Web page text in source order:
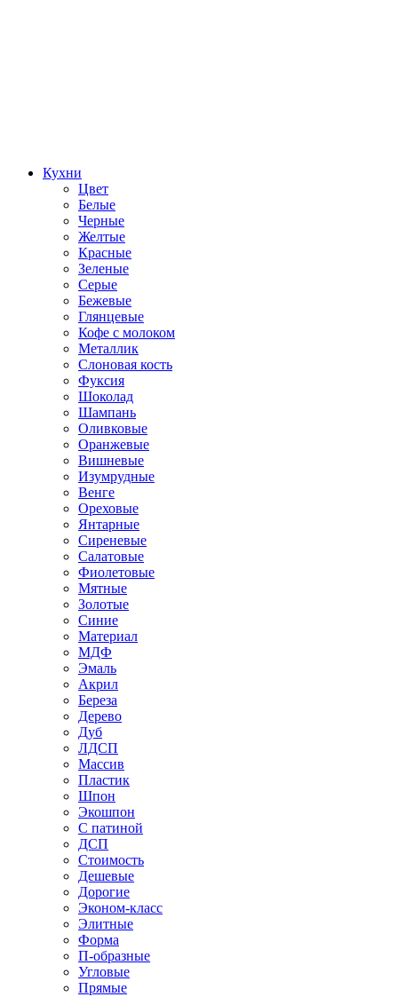
Кухни
Цвет
Белые
Черные
Желтые
Красные
Зеленые
Серые
Бежевые
Глянцевые
Кофе с молоком
Металлик
Слоновая кость
Фуксия
Шоколад
Шампань
Оливковые
Оранжевые
Вишневые
Изумрудные
Венге
Ореховые
Янтарные
Сиреневые
Салатовые
Фиолетовые
Мятные
Золотые
Синие
Материал
МДФ
Эмаль
Акрил
Береза
Дерево
Дуб
ЛДСП
Массив
Пластик
Шпон
Экошпон
С патиной
ДСП
Стоимость
Дешевые
Дорогие
Эконом-класс
Элитные
Форма
П-образные
Угловые
Прямые